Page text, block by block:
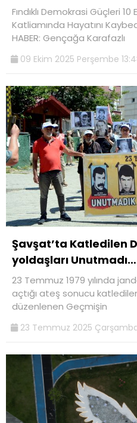
Fındıklı Demokrasi Güçleri
Katliamında Hayatını
HABER: Gençağa Karafazlı
09 Ekim 2025 Perşembe
Şavşat’ta Katledilen
yoldaşları Unutmadı…
23 Temmuz 1979 yılında
açtığı ateş sonucu
düzenlenen Geçmişin
23 Temmuz 2025 Çarşamba